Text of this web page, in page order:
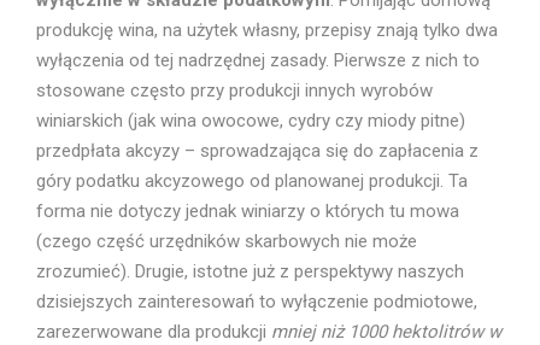
produkcję wina, na użytek własny, przepisy znają tylko dwa
wyłączenia od tej nadrzędnej zasady. Pierwsze z nich to
stosowane często przy produkcji innych wyrobów
winiarskich (jak wina owocowe, cydry czy miody pitne)
przedpłata akcyzy – sprowadzająca się do zapłacenia z
góry podatku akcyzowego od planowanej produkcji. Ta
forma nie dotyczy jednak winiarzy o których tu mowa
(czego część urzędników skarbowych nie może
zrozumieć). Drugie, istotne już z perspektywy naszych
dzisiejszych zainteresowań to wyłączenie podmiotowe,
zarezerwowane dla produkcji mniej niż 1000 hektolitrów w